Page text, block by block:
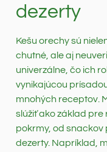
dezerty
Kešu orechy sú
chutné, ale aj
univerzálne, čo ich
vynikajúcou
mnohých receptov.
slúžiť ako základ pre
pokrmy, od snackov
dezerty. Napríklad,